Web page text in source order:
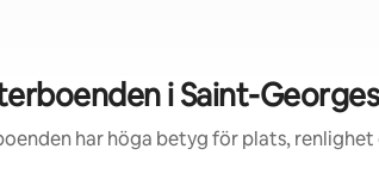
i Saint-
har höga betyg för plats, renlighet